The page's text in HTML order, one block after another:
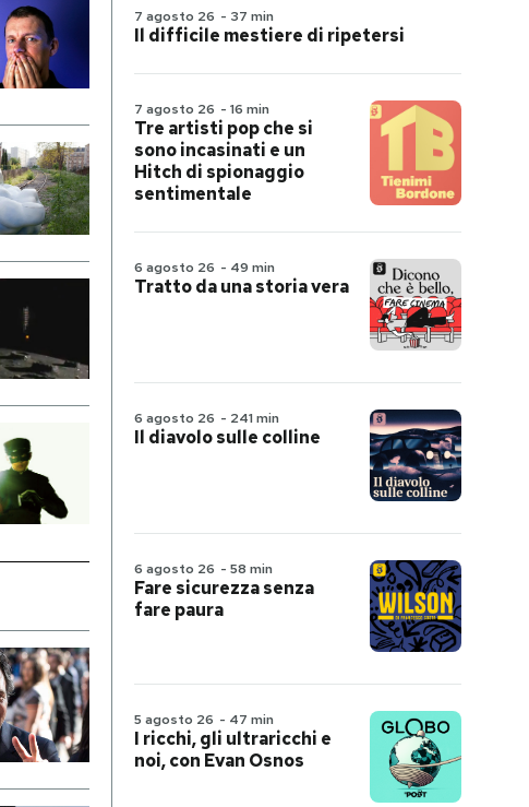
7 agosto 26 - 37 min
Il difficile mestiere di ripetersi
7 agosto 26 - 16 min
Tre artisti pop che si
sono incasinati e un
Hitch di spionaggio
sentimentale
6 agosto 26 - 49 min
Tratto da una storia vera
6 agosto 26 - 241 min
Il diavolo sulle colline
6 agosto 26 - 58 min
Fare sicurezza senza
fare paura
5 agosto 26 - 47 min
I ricchi, gli ultraricchi e
noi, con Evan Osnos